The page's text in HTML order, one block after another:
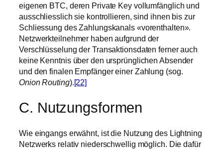
eigenen BTC, deren Private Key vollumfänglich und
ausschliesslich sie kontrollieren, sind ihnen bis zur
Schliessung des Zahlungskanals «vorenthalten».
Netzwerkteilnehmer haben aufgrund der
Verschlüsselung der Transaktionsdaten ferner auch
keine Kenntnis über den ursprünglichen Absender
und den finalen Empfänger einer Zahlung (sog.
Onion Routing).[22]
C. Nutzungsformen
Wie eingangs erwähnt, ist die Nutzung des Lightning
Netzwerks relativ niederschwellig möglich. Die dafür